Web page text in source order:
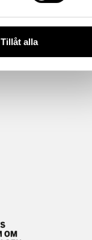
Tillåt alla